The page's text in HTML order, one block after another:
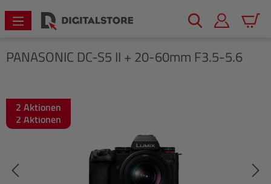
springen
PANASONIC DC-S5 II + 20-60mm F3.5-5.6
Bildergalerie überspringen
2 Aktionen
2 Aktionen